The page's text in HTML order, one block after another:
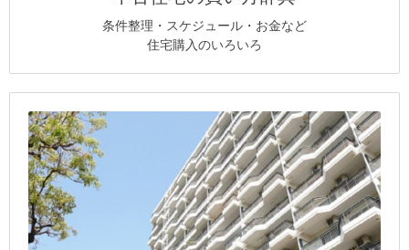
条件整理・スケジュール・お金など
住宅購入のいろいろ